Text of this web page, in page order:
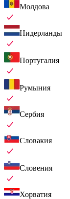
Молдова
Нидерланды
Португалия
Румыния
Сербия
Словакия
Словения
Хорватия